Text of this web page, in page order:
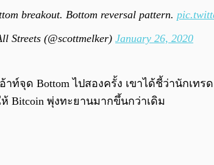
breakout. Bottom reversal pattern.
Streets (@scottmelker) January 26, 2020
าท์จุด Bottom ไปสองครั้ง เขาได้ชี้ว่านักเท
Bitcoin พุ่งทะยานมากขึ้นกว่าเดิม